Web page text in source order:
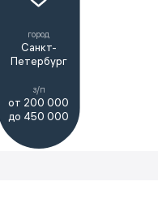
город
Санкт-
Петербург
з/п
от 200 000
до 450 000